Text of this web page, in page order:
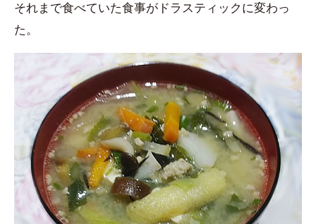
それまで食べていた食事がドラスティックに変わっ
た。